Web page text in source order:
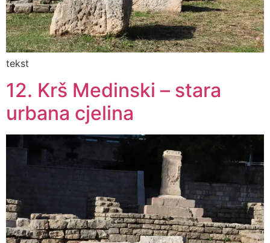
tekst
12. Krš Medinski – stara
urbana cjelina